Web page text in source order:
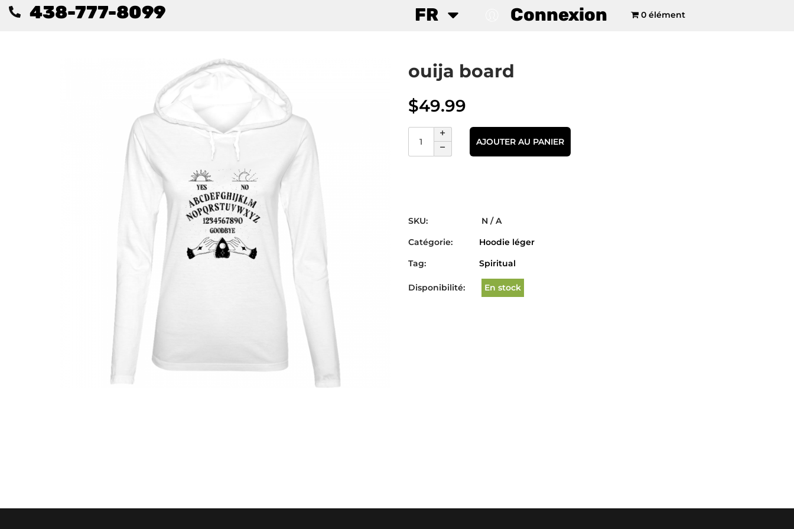
438-777-8099 FR Connexion 0 élément
ouija board
$49.99
AJOUTER AU PANIER
SKU:
N / A
Catégorie:
Hoodie léger
Tag:
Spiritual
Disponibilité: En stock